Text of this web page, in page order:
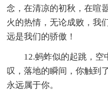
念，在清凉的初秋，在喧
火的热情，无论成败，我
远是我们的骄傲！
12.蚂蚱似的起跳，
叹，落地的瞬间，你触到
永远属于你。